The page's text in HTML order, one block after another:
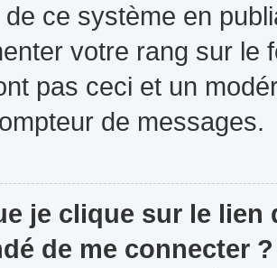
ce système en
votre rang sur
pas ceci et un
de messages.
je clique sur le lien
de me connecter ?